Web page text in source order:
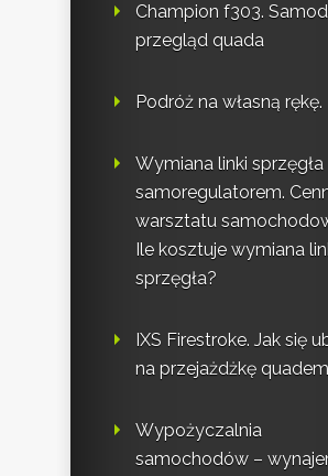
Champion f303.
przegląd quada
Podróż na własną rękę.
Wymiana linki sprzęgła
samoregulatorem.
warsztatu
Ile kosztuje wymiana
sprzęgła?
IXS Firestroke. Jak się
na przejażdżkę
Wypożyczalnia
samochodów –